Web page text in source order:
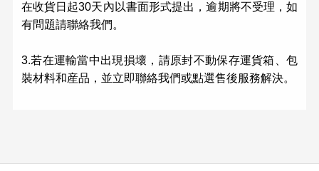
在收貨日起30天內 以書面形式提出，逾期將不受理，如
有問題請聯絡我們。
3.若在運輸當中出現損壞，請原封不動保存運貨箱、包
裝材料和産品，並立即聯絡我們或點選售後服務解決。